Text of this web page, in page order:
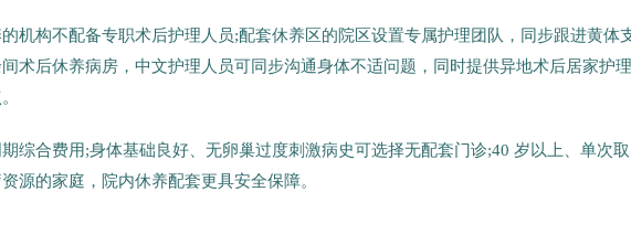
机构不配备专职术后护理人员;配套休养区的院区设置专属护理团队，同步跟进黄体
术后休养病房，中文护理人员可同步沟通身体不适问题，同时提供异地术后居家护
综合费用;身体基础良好、无卵巢过度刺激病史可选择无配套门诊;40 岁以上、单次
源的家庭，院内休养配套更具安全保障。